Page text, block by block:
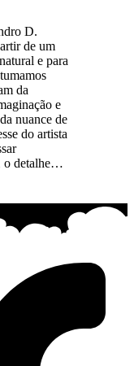
D.
de um
e para
da
e
nuance de
do artista
o detalhe…